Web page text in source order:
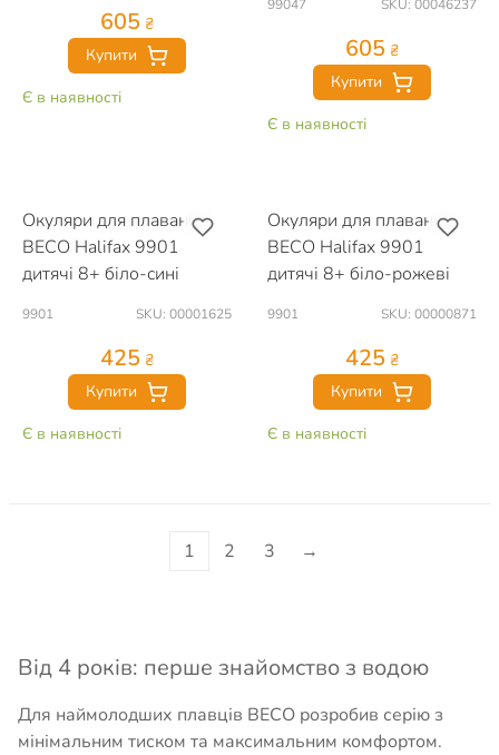
605 ₴
Купити
Є в наявності
99047 SKU: 00046237
605 ₴
Купити
Є в наявності
Окуляри для плавання
BECO Halifax 9901
дитячі 8+ біло-сині
9901 SKU: 00001625
425 ₴
Купити
Є в наявності
Окуляри для плавання
BECO Halifax 9901
дитячі 8+ біло-рожеві
9901 SKU: 00000871
425 ₴
Купити
Є в наявності
1 2 3 →
Від 4 років: перше знайомство з водою
Для наймолодших плавців BECO розробив серію з
мінімальним тиском та максимальним комфортом.